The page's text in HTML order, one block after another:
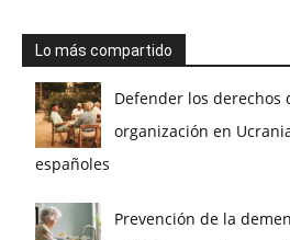
Lo más compartido
Defender los derechos
organización en
españoles
Prevención de la